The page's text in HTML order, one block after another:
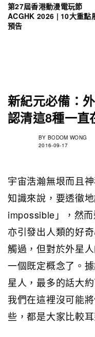
第27屆香港動漫電玩節
ACGHK 2026 | 10大重點
預告
新紀元必備：
認清這8種一直
BY BODOM WONG
2016-09-17
宇宙浩瀚無垠而且
知識來說，要透徹
impossible」，然
亦引發出人類的好
觸過，但對於外星
一個既定概念了。
星人，最多的話大
我們在這裡沒可能
些，都是大家比較